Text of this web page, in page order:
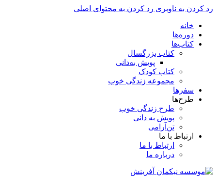
رد کردن به ناوبری رد کردن به محتوای اصلی
خانه
دوره‌ها
کتاب‌ها
کتاب بزرگسال
پویش به‌دانی
کتاب کودک
مجموعه زندگی خوب
سفرها
طرح‌ها
طرح زندگی خوب
پویش به دانی
تن‌آرامی
ارتباط با ما
ارتباط با ما
درباره ما